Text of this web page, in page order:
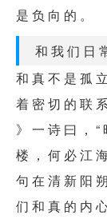
是 负 向 的 。
和 我 们 日
和 真 不 是 孤
着 密 切 的 联
》 一 诗 曰 ，
楼 ， 何 必 江
句 在 清 新 阳
们 和 真 的 内 心